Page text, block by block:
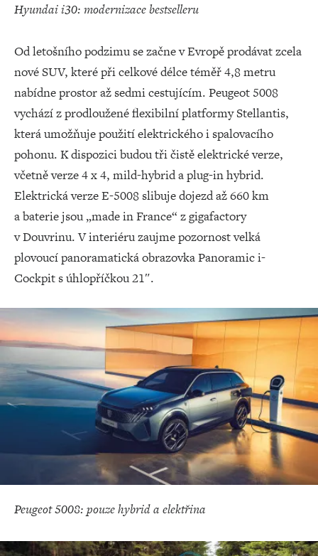
Hyundai i30: modernizace bestselleru
Od letošního podzimu se začne v Evropě prodávat zcela
nové SUV, které při celkové délce téměř 4,8 metru
nabídne prostor až sedmi cestujícím. Peugeot 5008
vychází z prodloužené flexibilní platformy Stellantis,
která umožňuje použití elektrického i spalovacího
pohonu. K dispozici budou tři čistě elektrické verze,
včetně verze 4 x 4, mild-hybrid a plug-in hybrid.
Elektrická verze E-5008 slibuje dojezd až 660 km
a baterie jsou „made in France“ z gigafactory
v Douvrinu. V interiéru zaujme pozornost velká
plovoucí panoramatická obrazovka Panoramic i-
Cockpit s úhlopříčkou 21″.
Peugeot 5008: pouze hybrid a elektřina